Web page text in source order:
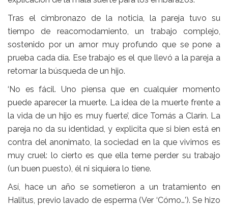
Tras el cimbronazo de la noticia, la pareja tuvo su
tiempo de reacomodamiento, un trabajo complejo,
sostenido por un amor muy profundo que se pone a
prueba cada día. Ese trabajo es el que llevó a la pareja a
retomar la búsqueda de un hijo.
‘No es fácil. Uno piensa que en cualquier momento
puede aparecer la muerte. La idea de la muerte frente a
la vida de un hijo es muy fuerte’, dice Tomás a Clarín. La
pareja no da su identidad, y explicita que si bien está en
contra del anonimato, la sociedad en la que vivimos es
muy cruel: lo cierto es que ella teme perder su trabajo
(un buen puesto), él ni siquiera lo tiene.
Así, hace un año se sometieron a un tratamiento en
Halitus, previo lavado de esperma (Ver ‘Cómo…’). Se hizo